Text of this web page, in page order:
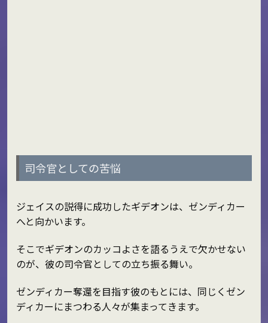
司令官としての苦悩
ジェイスの説得に成功したギデオンは、ゼンディカー
へと向かいます。
そこでギデオンのカッコよさを語るうえで欠かせない
のが、彼の司令官としての立ち振る舞い。
ゼンディカー奪還を目指す彼のもとには、同じくゼン
ディカーにまつわる人々が集まってきます。